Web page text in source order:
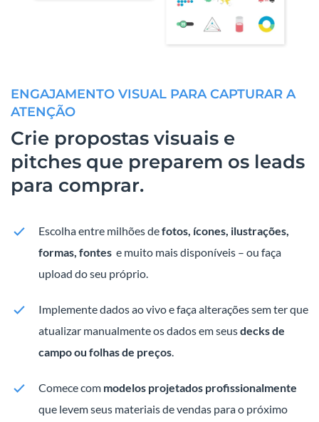
ENGAJAMENTO VISUAL PARA CAPTURAR A
ATENÇÃO
Crie propostas visuais e
pitches que preparem os leads
para comprar.
Escolha entre milhões defotos, ícones, ilustrações,
formas, fontes e muito mais disponíveis – ou faça
upload do seu próprio.
Implemente dados ao vivo e faça alterações sem ter que
atualizar manualmente os dados em seusdecks de
campo ou folhas de preços.
Comece com modelos projetados profissionalmente
que levem seus materiais de vendas para o próximo